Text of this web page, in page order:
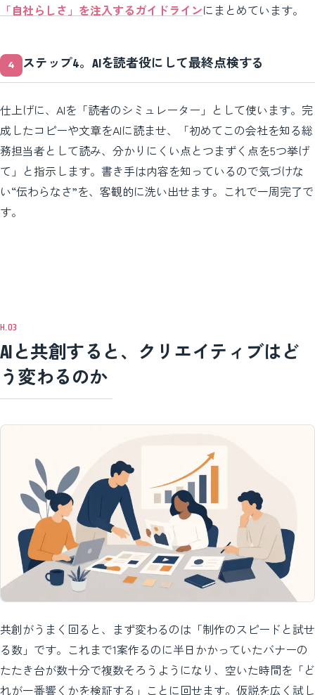
「自社らしさ」を注入するガイドラインにまとめています。
ステップ4。AIを読者役にして最終点検する
仕上げに、AIを「読者のシミュレーター」として使います。完
成したコピーや文章をAIに読ませ、「初めてこの会社を知る総
務担当者として読み、分かりにくい点とつまずく点を5つ挙げ
て」と指示します。書き手は内容を知っているので気づけな
い“伝わらなさ”を、客観的に洗い出せます。これで一周完了で
す。
AIと共創すると、クリエイティブはど
う変わるのか
共創がうまく回ると、まず変わるのは「制作のスピードと試せ
る数」です。これまで1案作るのに半日かかっていたバナーの
たたき台が数十分で複数そろうようになり、空いた時間を「ど
れが一番響くかを検証する」ことに回せます。仮説を広く試し